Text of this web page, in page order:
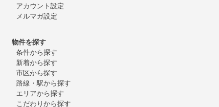
アカウント設定
メルマガ設定
物件を探す
条件から探す
新着から探す
市区から探す
路線・駅から探す
エリアから探す
こだわりから探す